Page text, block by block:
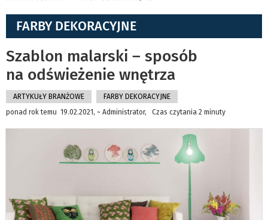
FARBY DEKORACYJNE
Szablon malarski – sposób
na odświeżenie wnętrza
ARTYKUŁY BRANŻOWE
FARBY DEKORACYJNE
ponad rok temu 19.02.2021, ~ Administrator, Czas czytania 2 minuty